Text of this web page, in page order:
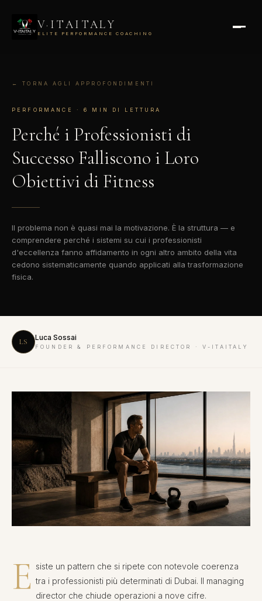
V·ITAITALY
ELITE PERFORMANCE COACHING
← TORNA AGLI APPROFONDIMENTI
PERFORMANCE · 6 MIN DI LETTURA
Perché i Professionisti di
Successo Falliscono i Loro
Obiettivi di Fitness
Il problema non è quasi mai la motivazione. È la struttura — e
comprendere perché i sistemi su cui i professionisti
d'eccellenza fanno affidamento in ogni altro ambito della vita
cedono sistematicamente quando applicati alla trasformazione
fisica.
LS Luca Sossai
FOUNDER & PERFORMANCE DIRECTOR · V-ITAITALY
E siste un pattern che si ripete con notevole coerenza
tra i professionisti più determinati di Dubai. Il managing
director che chiude operazioni a nove cifre.